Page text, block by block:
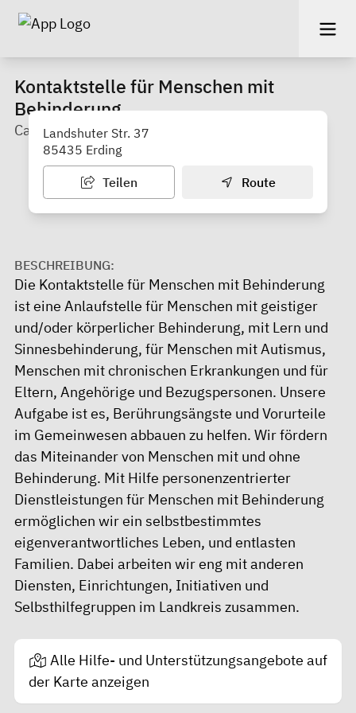
Kontaktstelle für Menschen mit
Behinderung
Caritas Erding
Landshuter Str. 37
85435 Erding
Teilen Route
BESCHREIBUNG:
Die Kontaktstelle für Menschen mit Behinderung
ist eine Anlaufstelle für Menschen mit geistiger
und/oder körperlicher Behinderung, mit Lern und
Sinnesbehinderung, für Menschen mit Autismus,
Menschen mit chronischen Erkrankungen und für
Eltern, Angehörige und Bezugspersonen. Unsere
Aufgabe ist es, Berührungsängste und Vorurteile
im Gemeinwesen abbauen zu helfen. Wir fördern
das Miteinander von Menschen mit und ohne
Behinderung. Mit Hilfe personenzentrierter
Dienstleistungen für Menschen mit Behinderung
ermöglichen wir ein selbstbestimmtes
eigenverantwortliches Leben, und entlasten
Familien. Dabei arbeiten wir eng mit anderen
Diensten, Einrichtungen, Initiativen und
Selbsthilfegruppen im Landkreis zusammen.
Alle Hilfe- und Unterstützungsangebote auf
der Karte anzeigen